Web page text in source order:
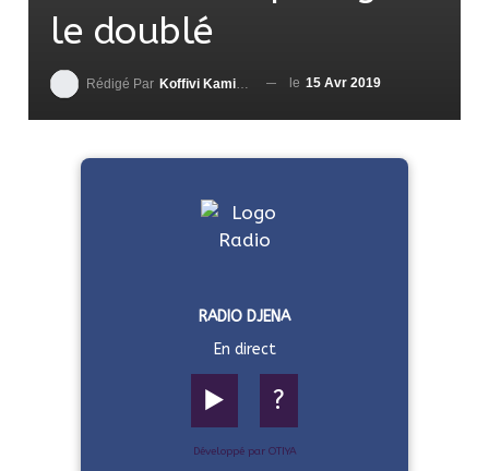
le doublé
Rédigé Par Koffivi Kami AGBETOU le 15 Avr 2019
RADIO DJENA
En direct
▶️ ?
Développé par OTIYA